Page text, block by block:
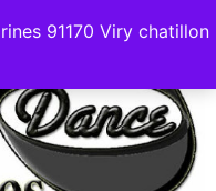
91170 Viry chatillon